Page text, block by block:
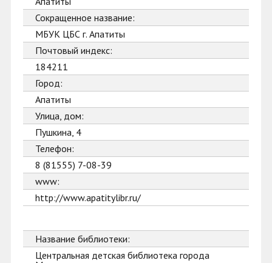
Сокращенное название:
МБУК ЦБС г. Апатиты
Почтовый индекс:
184211
Город:
Апатиты
Улица, дом:
Пушкина, 4
Телефон:
8 (81555) 7-08-39
www:
http://www.apatitylibr.ru/
Название библиотеки:
Центральная детская библиотека города